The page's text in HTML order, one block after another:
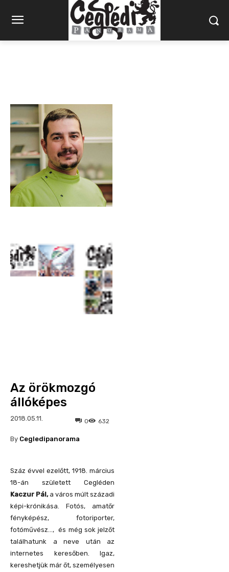
Az örökmozgó
állóképes
2018.05.11. 632
0
By Cegledipanorama
Száz évvel ezelőtt, 1918. március
18-án született Cegléden
Kaczur Pál,a város múlt századi
képi-krónikása. Fotós, amatőr
fényképész, fotoriporter,
fotóművész…, és még sok jelzőt
találhatunk a neve után az
internetes keresőben. Igaz,
kereshetjük már őt, személyesen